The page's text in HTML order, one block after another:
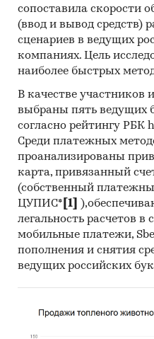
сопоставила скорости
(ввод и вывод средств)
сценариев в ведущих
компаниях. Цель
наиболее быстрых
В качестве участников
выбраны пять ведущих
согласно рейтингу
Среди платежных
проанализированы
карта, привязанный
(собственный
ЦУПИС* [1]
легальность расчетов в
мобильные платежи,
пополнения и снятия
ведущих российских